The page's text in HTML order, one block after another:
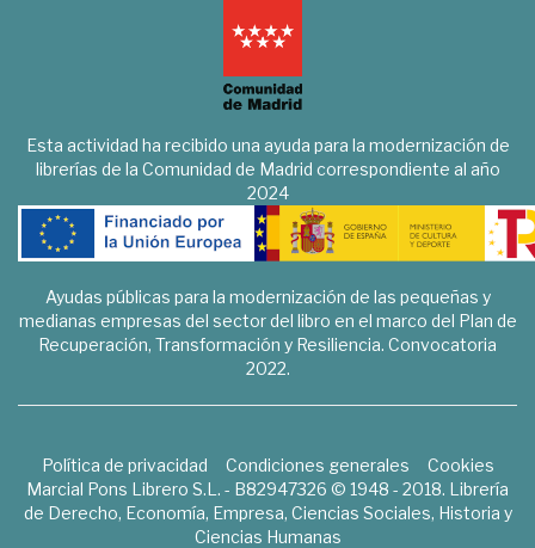
Esta actividad ha recibido una ayuda para la modernización de
librerías de la Comunidad de Madrid correspondiente al año
2024
Ayudas públicas para la modernización de las pequeñas y
medianas empresas del sector del libro en el marco del Plan de
Recuperación, Transformación y Resiliencia. Convocatoria
2022.
Política de privacidad Condiciones generales
Cookies
Marcial Pons Librero S.L. - B82947326 © 1948 - 2018. Librería
de Derecho, Economía, Empresa, Ciencias Sociales, Historia y
Ciencias Humanas